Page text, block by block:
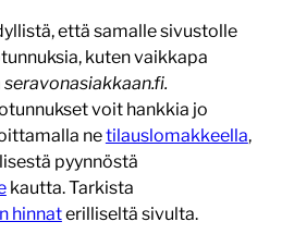
että samalle sivustolle
kuten vaikkapa
seravonasiakkaan.fi.
voit hankkia jo
netilauslomakkeella,
pyynnöstä
kautta. Tarkista
hinnaterilliseltä sivulta.